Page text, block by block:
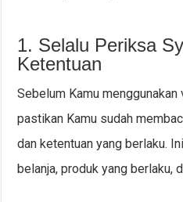
1. Selalu Periksa
Ketentuan
Sebelum Kamu
pastikan Kamu sudah
dan ketentuan yang berlaku.
belanja, produk yang berlaku,